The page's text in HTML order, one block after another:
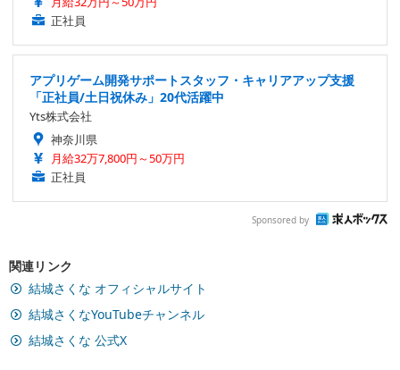
正社員
アプリゲーム開発サポートスタッフ・キャリアアップ支援
「正社員/土日祝休み」20代活躍中
Yts株式会社
神奈川県
月給32万7,800円～50万円
正社員
Sponsored by
関連リンク
結城さくな オフィシャルサイト
結城さくなYouTubeチャンネル
結城さくな 公式X